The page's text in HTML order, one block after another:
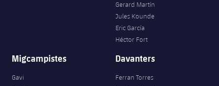
Gerard Martín
Jules Kounde
Eric García
Héctor Fort
Migcampistes
Gavi
Davanters
Ferran Torres